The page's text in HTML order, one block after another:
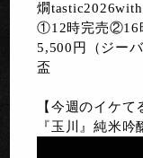
燗
①12時完売②16
5,500円（ジー
盃
【今週のイケて
『玉川』純米